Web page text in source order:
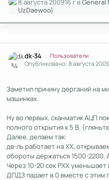
8 августа 200916 г в
UzDaewoo)
dk-34 Пользователи
Опубликовано:8 августа
Заметил причину дерганий на
машинках.
Ну во первых, сканматик АЦП
полного открытия к 5 В.
Далее, делаем так:
дв-ль работает на ХХ,
обороты держаться 1500-2200,
Через 10-20 сек РХХ
ДПДЗ падает в 0 вместе с этим